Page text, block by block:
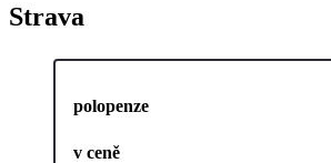
Strava
polopenze
v ceně